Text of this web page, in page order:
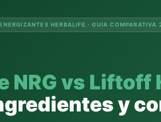
ENERGIZANTES HERBALIFE · GUIA COMPARATIVA
NRG vs Liftoff
y